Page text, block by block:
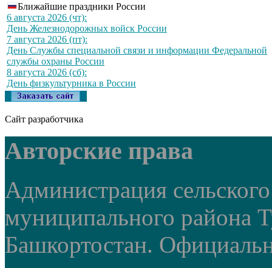
Ближайшие праздники России
6 августа 2026 (чт):
День Железнодорожных войск России
7 августа 2026 (пт):
День Службы специальной связи и информации Федеральной
службы охраны России
8 августа 2026 (сб):
День физкультурника в России
Сайт разработчика
Авторские права
Администрация
муниципального района
Башкортостан.